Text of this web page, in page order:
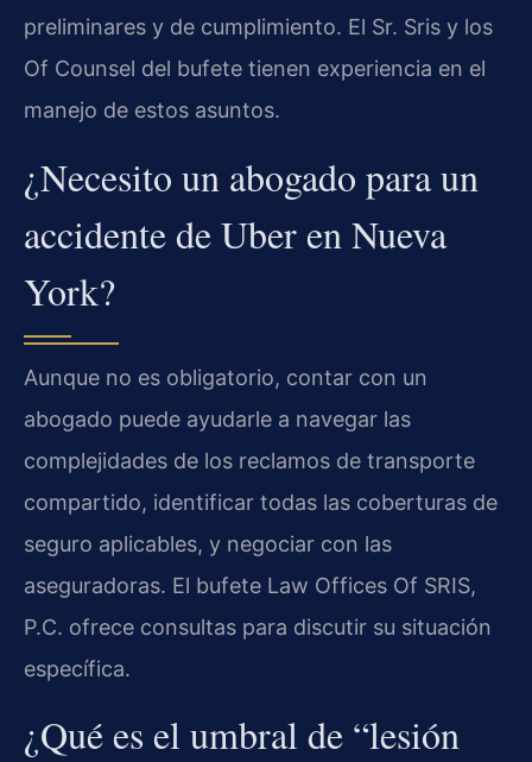
preliminares y de cumplimiento. El Sr. Sris y los
Of Counsel del bufete tienen experiencia en el
manejo de estos asuntos.
¿Necesito un abogado para un
accidente de Uber en Nueva
York?
Aunque no es obligatorio, contar con un
abogado puede ayudarle a navegar las
complejidades de los reclamos de transporte
compartido, identificar todas las coberturas de
seguro aplicables, y negociar con las
aseguradoras. El bufete Law Offices Of SRIS,
P.C. ofrece consultas para discutir su situación
específica.
¿Qué es el umbral de “lesión